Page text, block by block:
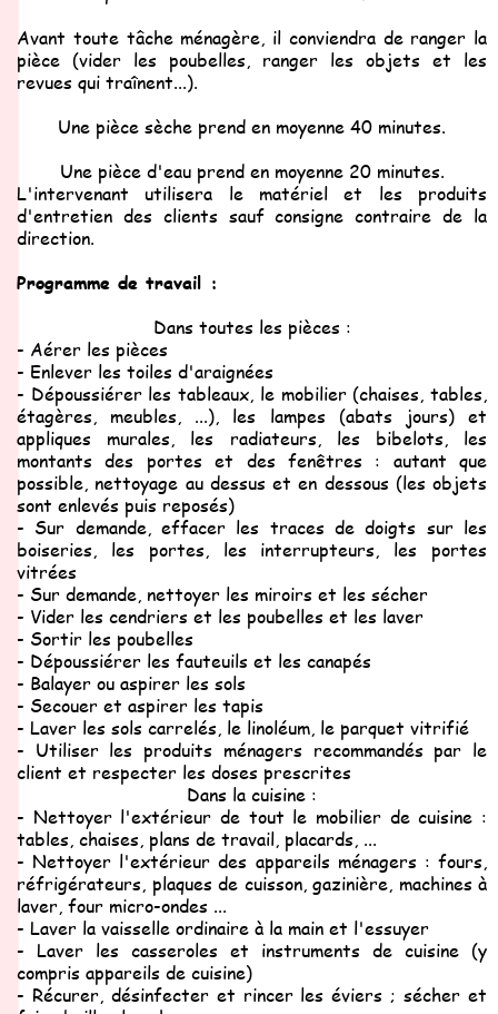
Avant toute tâche ménagère, il conviendra de ranger la
pièce (vider les poubelles, ranger les objets et les
revues qui traînent...).
Une pièce sèche prend en moyenne 40 minutes.
Une pièce d'eau prend en moyenne 20 minutes.
L'intervenant utilisera le matériel et les produits
d'entretien des clients sauf consigne contraire de la
direction.
Programme de travail :
Dans toutes les pièces :
- Aérer les pièces
- Enlever les toiles d'araignées
- Dépoussiérer les tableaux, le mobilier (chaises, tables,
étagères, meubles, ...), les lampes (abats jours) et
appliques murales, les radiateurs, les bibelots, les
montants des portes et des fenêtres : autant que
possible, nettoyage au dessus et en dessous (les objets
sont enlevés puis reposés)
- Sur demande, effacer les traces de doigts sur les
boiseries, les portes, les interrupteurs, les portes
vitrées
- Sur demande, nettoyer les miroirs et les sécher
- Vider les cendriers et les poubelles et les laver
- Sortir les poubelles
- Dépoussiérer les fauteuils et les canapés
- Balayer ou aspirer les sols
- Secouer et aspirer les tapis
- Laver les sols carrelés, le linoléum, le parquet vitrifié
- Utiliser les produits ménagers recommandés par le
client et respecter les doses prescrites
Dans la cuisine :
- Nettoyer l'extérieur de tout le mobilier de cuisine :
tables, chaises, plans de travail, placards, ...
- Nettoyer l'extérieur des appareils ménagers : fours,
réfrigérateurs, plaques de cuisson, gazinière, machines à
laver, four micro-ondes ...
- Laver la vaisselle ordinaire à la main et l'essuyer
- Laver les casseroles et instruments de cuisine (y
compris appareils de cuisine)
- Récurer, désinfecter et rincer les éviers ; sécher et